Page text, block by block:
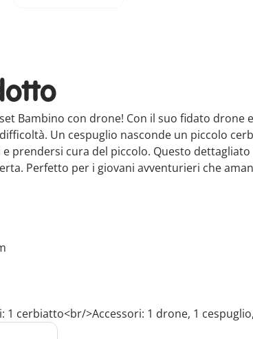
Bambino con drone! Con il suo fidato
Un cespuglio nasconde un piccolo
prendersi cura del piccolo. Questo dettagliato
Perfetto per i giovani avventurieri che
1 cerbiatto<br/>Accessori: 1 drone, 1